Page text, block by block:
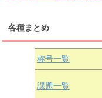
津島善子
中須かすみ
各種まとめ
称号一覧
課題一覧